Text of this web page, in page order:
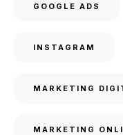
GOOGLE ADS
INSTAGRAM
MARKETING
MARKETING